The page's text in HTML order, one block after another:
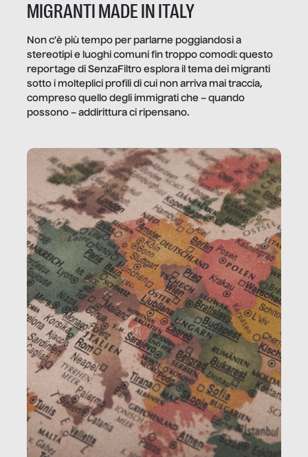
MIGRANTI MADE IN ITALY
Non c’è più tempo per parlarne poggiandosi a
stereotipi e luoghi comuni fin troppo comodi: questo
reportage di SenzaFiltro esplora il tema dei migranti
sotto i molteplici profili di cui non arriva mai traccia,
compreso quello degli immigrati che – quando
possono – addirittura ci ripensano.